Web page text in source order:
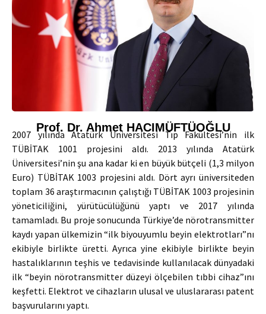
Prof. Dr. Ahmet HACIMÜFTÜOĞLU
2007 yılında Atatürk Üniversitesi Tıp Fakültesi’nin ilk
TÜBİTAK 1001 projesini aldı. 2013 yılında Atatürk
Üniversitesi’nin şu ana kadar ki en büyük bütçeli (1,3 milyon
Euro) TÜBİTAK 1003 projesini aldı. Dört ayrı üniversiteden
toplam 36 araştırmacının çalıştığı TÜBİTAK 1003 projesinin
yöneticiliğini, yürütücülüğünü yaptı ve 2017 yılında
tamamladı. Bu proje sonucunda Türkiye’de nörotransmitter
kaydı yapan ülkemizin “ilk biyouyumlu beyin elektrotları”nı
ekibiyle birlikte üretti. Ayrıca yine ekibiyle birlikte beyin
hastalıklarının teşhis ve tedavisinde kullanılacak dünyadaki
ilk “beyin nörotransmitter düzeyi ölçebilen tıbbi cihaz”ını
keşfetti. Elektrot ve cihazların ulusal ve uluslararası patent
başvurularını yaptı.